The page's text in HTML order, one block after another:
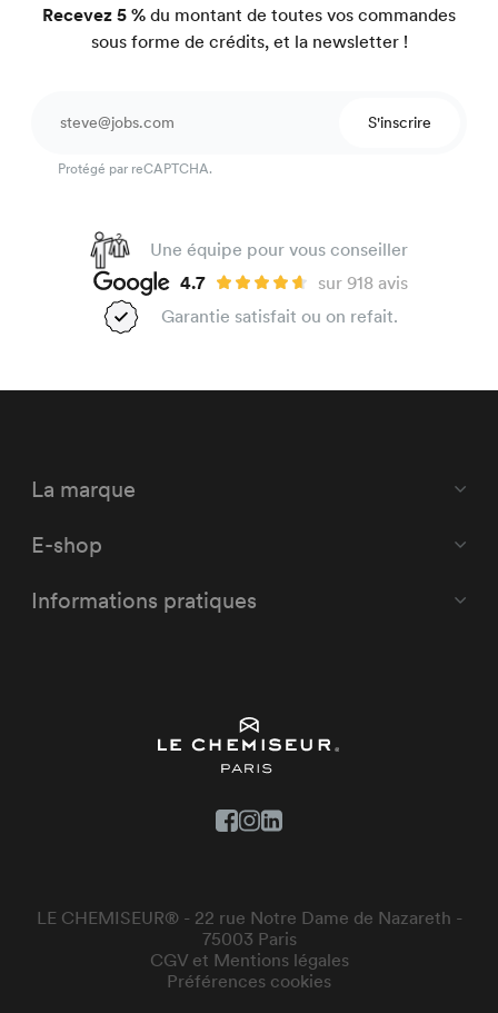
Recevez 5 % du montant de toutes vos commandes
sous forme de crédits, et la newsletter !
S'inscrire
Protégé par reCAPTCHA.
Une équipe pour vous conseiller
4.7
sur 918 avis
Garantie satisfait ou on refait.
La marque
E-shop
Informations pratiques
LE CHEMISEUR® - 22 rue Notre Dame de Nazareth -
75003 Paris
CGV et Mentions légales
Préférences cookies